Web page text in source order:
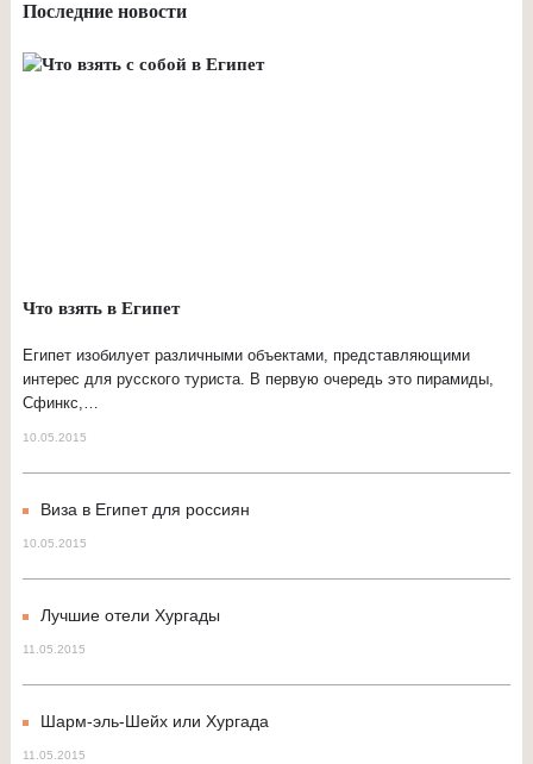
Последние новости
Что взять в Египет
Египет изобилует различными объектами, представляющими
интерес для русского туриста. В первую очередь это пирамиды,
Сфинкс,…
10.05.2015
Виза в Египет для россиян
10.05.2015
Лучшие отели Хургады
11.05.2015
Шарм-эль-Шейх или Хургада
11.05.2015